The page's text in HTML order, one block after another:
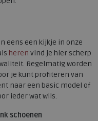
eens een kijkje in onze
heren vind je hier scherp
Regelmatig worden
je kunt profiteren van
naar een basic model of
ieder wat wils.
schoenen